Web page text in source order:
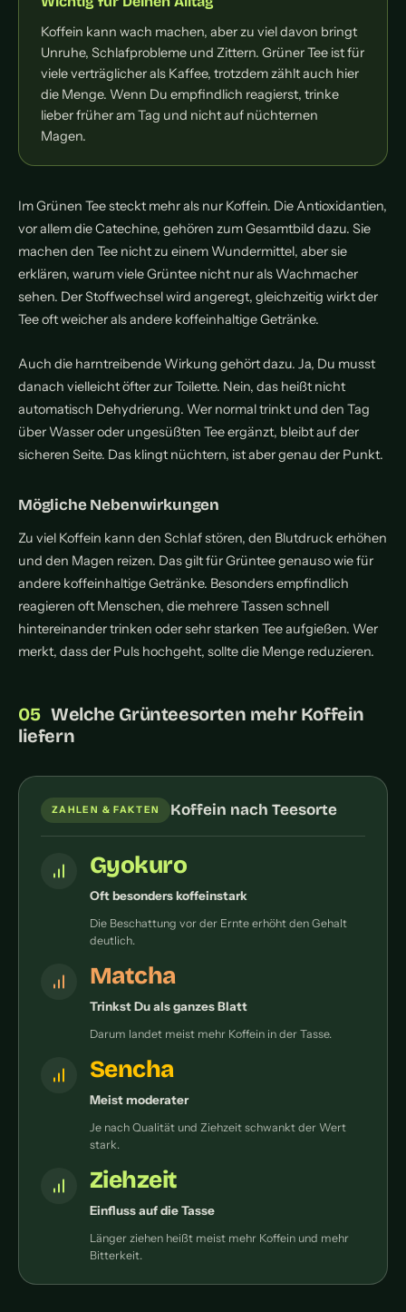
Koffein kann wach machen, aber zu viel davon bringt
Unruhe, Schlafprobleme und Zittern. Grüner Tee ist für
viele verträglicher als Kaffee, trotzdem zählt auch hier
die Menge. Wenn Du empfindlich reagierst, trinke
lieber früher am Tag und nicht auf nüchternen
Magen.
Im Grünen Tee steckt mehr als nur Koffein. Die Antioxidantien,
vor allem die Catechine, gehören zum Gesamtbild dazu. Sie
machen den Tee nicht zu einem Wundermittel, aber sie
erklären, warum viele Grüntee nicht nur als Wachmacher
sehen. Der Stoffwechsel wird angeregt, gleichzeitig wirkt der
Tee oft weicher als andere koffeinhaltige Getränke.
Auch die harntreibende Wirkung gehört dazu. Ja, Du musst
danach vielleicht öfter zur Toilette. Nein, das heißt nicht
automatisch Dehydrierung. Wer normal trinkt und den Tag
über Wasser oder ungesüßten Tee ergänzt, bleibt auf der
sicheren Seite. Das klingt nüchtern, ist aber genau der Punkt.
Mögliche Nebenwirkungen
Zu viel Koffein kann den Schlaf stören, den Blutdruck erhöhen
und den Magen reizen. Das gilt für Grüntee genauso wie für
andere koffeinhaltige Getränke. Besonders empfindlich
reagieren oft Menschen, die mehrere Tassen schnell
hintereinander trinken oder sehr starken Tee aufgießen. Wer
merkt, dass der Puls hochgeht, sollte die Menge reduzieren.
Welche Grünteesorten mehr Koffein
liefern
ZAHLEN & FAKTEN Koffein nach Teesorte
Gyokuro
Oft besonders koffeinstark
Die Beschattung vor der Ernte erhöht den Gehalt
deutlich.
Matcha
Trinkst Du als ganzes Blatt
Darum landet meist mehr Koffein in der Tasse.
Sencha
Meist moderater
Je nach Qualität und Ziehzeit schwankt der Wert
stark.
Ziehzeit
Einfluss auf die Tasse
Länger ziehen heißt meist mehr Koffein und mehr
Bitterkeit.